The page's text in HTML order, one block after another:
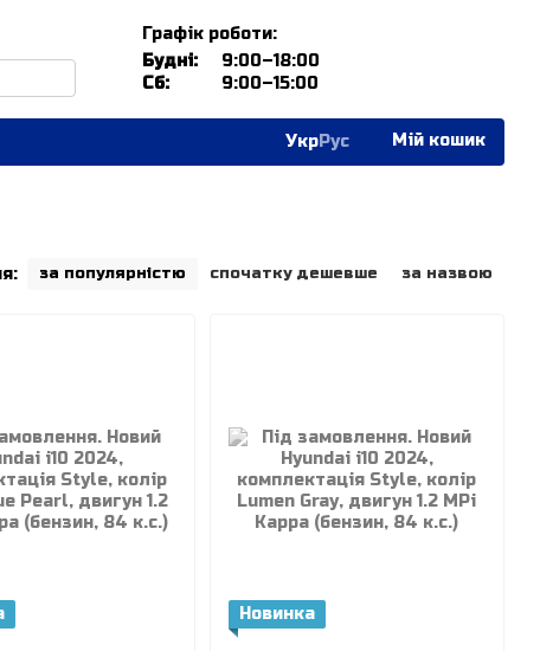
Графік роботи:
Будні:
9:00–18:00
Сб:
9:00–15:00
УкрРус Мій кошик
за популярністю спочатку дешевше за назвою
Новинка